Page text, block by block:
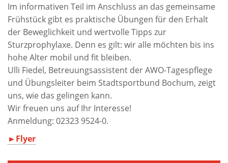
​Im informativen Teil im Anschluss an das gemeinsame
Frühstück gibt es praktische Übungen für den Erhalt
der Beweglichkeit und wertvolle Tipps zur
Sturzprophylaxe. Denn es gilt: wir alle möchten bis ins
hohe Alter mobil und fit bleiben.
Ulli Fiedel, Betreuungsassistent der AWO-Tagespflege
und Übungsleiter beim Stadtsportbund Bochum, zeigt
uns, wie das gelingen kann.
Wir freuen uns auf Ihr Interesse!
Anmeldung: 02323 9524-0.
►Flyer